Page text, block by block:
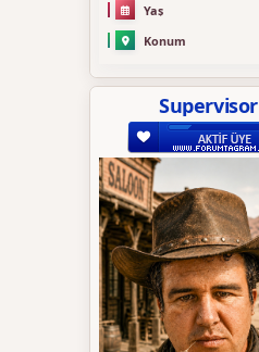
Yaş
Konum
Supervisor